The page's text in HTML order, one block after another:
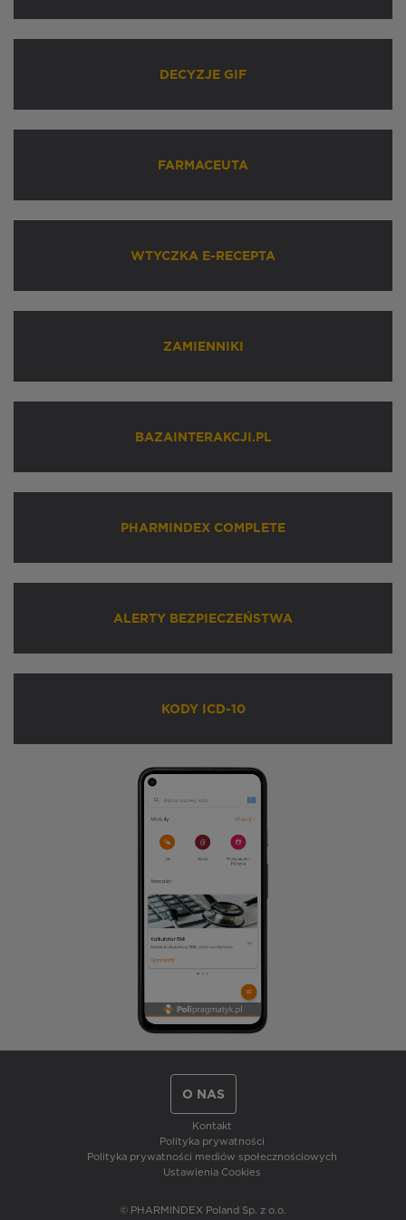
DECYZJE GIF
FARMACEUTA
WTYCZKA E-RECEPTA
ZAMIENNIKI
BAZAINTERAKCJI.PL
PHARMINDEX COMPLETE
ALERTY BEZPIECZEŃSTWA
KODY ICD-10
O NAS
Kontakt
Polityka prywatności
Polityka prywatności mediów społecznościowych
Ustawienia Cookies
© PHARMINDEX Poland Sp. z o.o.